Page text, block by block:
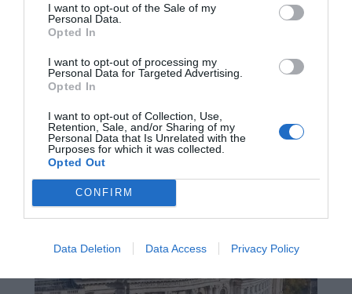
I want to opt-out of the Sale of my
Personal Data.
Opted In
I want to opt-out of processing my
Personal Data for Targeted Advertising.
Opted In
I want to opt-out of Collection, Use,
Retention, Sale, and/or Sharing of my
Personal Data that Is Unrelated with the
Purposes for which it was collected.
Opted Out
CONFIRM
Data Deletion Data Access Privacy Policy